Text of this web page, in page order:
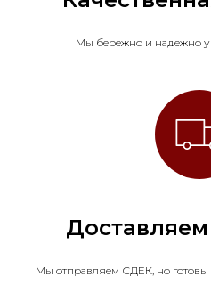
Мы бережно и надежно
Мы отправляем СДЕК, но готовы